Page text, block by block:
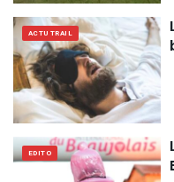
ACTU TRAIL
EDITO